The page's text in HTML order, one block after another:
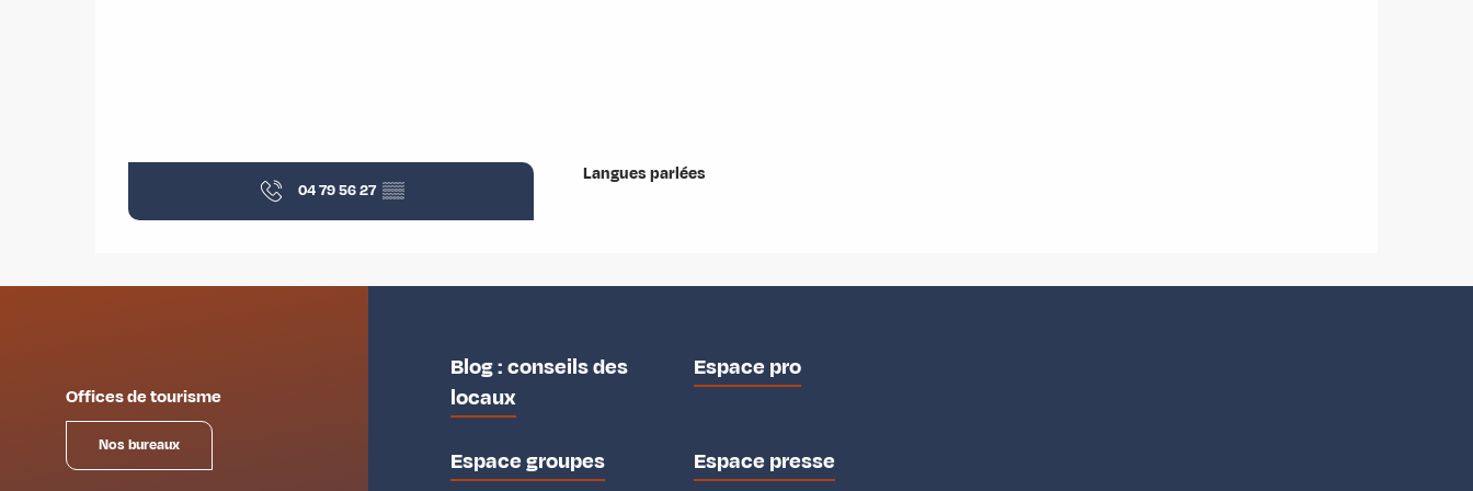
04 79 56 27 ▒▒
Langues parlées
Langues parlées
Offices de tourisme
Nos bureaux
Blog : conseils des
locaux
Espace pro
Espace groupes Espace presse